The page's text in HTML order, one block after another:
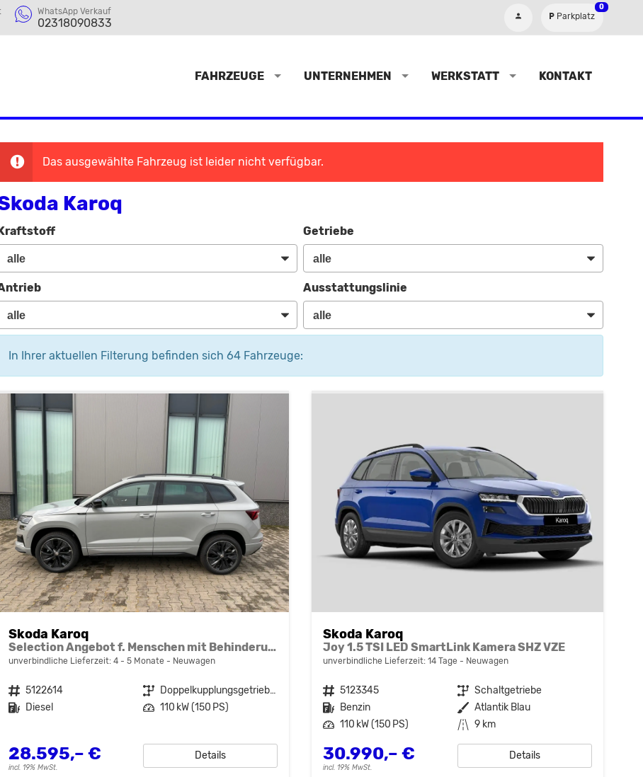
WhatsApp Verkauf
02318090833
Parkplatz
0
FAHRZEUGE UNTERNEHMEN WERKSTATT KONTAKT
Das ausgewählte Fahrzeug ist leider nicht verfügbar.
Karoq
Kraftstoff Getriebe
Ausstattungslinie
In Ihrer aktuellen Filterung befinden sich 64Fahrzeuge:
Skoda Karoq
Selection Angebot f. Menschen mit Behinderung 100%! 2.0 TDI 150PS DSG, 16"Alu, Climatronic, Dachreling, M-Lederlenkrad, LED-Scheinwerfer, Tempomat, Parksensoren hinten, Virtual Cockpit 8", SunSet, Infotainment 8" + Wireless SmartLink
unverbindliche Lieferzeit: 4 - 5 Monate Neuwagen
Fahrzeugnr. 5122614 Getriebe
Doppelkupplungsgetriebe (DSG)
Kraftstoff Diesel Leistung 110 kW (150 PS)
28.595,– €
incl. 19% MwSt.
Details
Skoda Karoq
Joy 1.5 TSI LED SmartLink Kamera SHZ VZE
unverbindliche Lieferzeit: 14 Tage Neuwagen
Fahrzeugnr. 5123345 Getriebe Schaltgetriebe
Kraftstoff Benzin Außenfarbe Atlantik Blau
Leistung 110 kW (150 PS) Kilometerstand 9 km
30.990,– €
incl. 19% MwSt.
Details